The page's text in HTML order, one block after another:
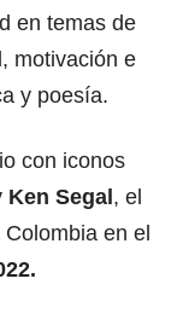
en temas de
motivación e
y poesía.
con iconos
Ken Segal, el
en el